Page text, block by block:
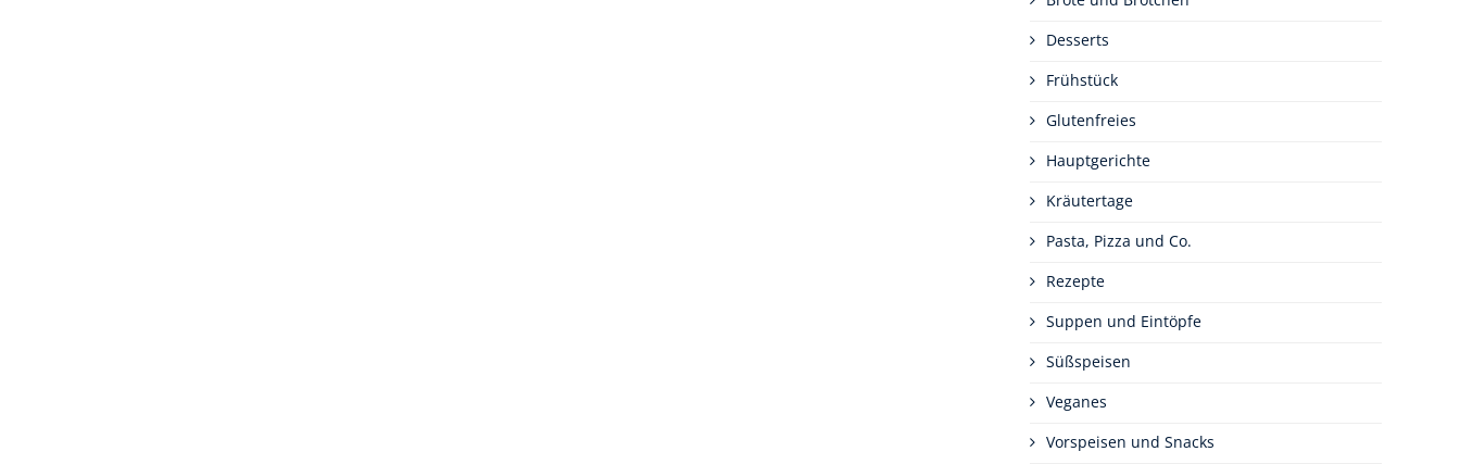
Desserts
Frühstück
Glutenfreies
Hauptgerichte
Kräutertage
Pasta, Pizza und Co.
Rezepte
Suppen und Eintöpfe
Süßspeisen
Veganes
Vorspeisen und Snacks